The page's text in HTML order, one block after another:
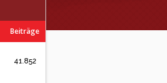
Beiträge
41.852